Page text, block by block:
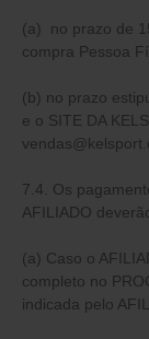
(a) no prazo de
compra Pessoa
(b) no prazo
e o SITE DA
7.4. Os
AFILIADO
(a) Caso o
completo no
indicada pelo